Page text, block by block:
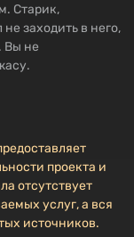
Старик,
заходить в него,
Вы не
проекта и
отсутствует
услуг, а вся
источников.